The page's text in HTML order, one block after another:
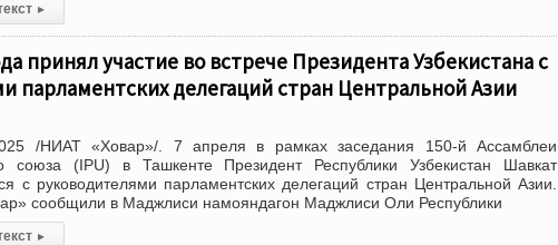
▸
принял участие во встрече Президента Узбекистана с
парламентских делегаций стран Центральной Азии
/НИАТ «Ховар»/. 7 апреля в рамках заседания 150-й Ассамблеи
союза (IPU) в Ташкенте Президент Республики Узбекистан Шавкат
с руководителями парламентских делегаций стран Центральной Азии.
сообщили в Маджлиси намояндагон Маджлиси Оли Республики
▸